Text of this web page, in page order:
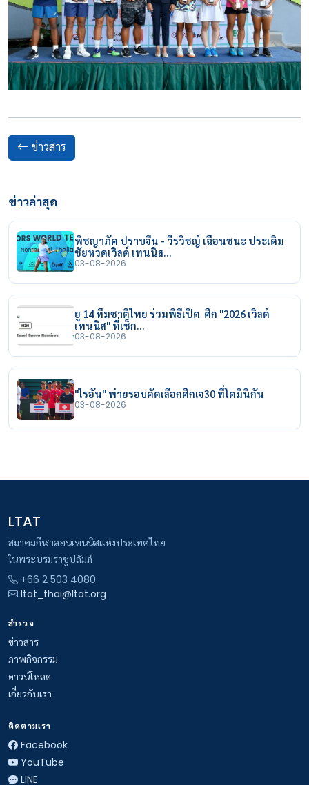
ข่าวสาร
ข่าวล่าสุด
พิชญาภัค ปราบจีน - วีรวิชญ์ เฉือนชนะ ประเดิม
ชัยหวดเวิลด์ เทนนิส…
03-08-2026
ยู 14 ทีมชาติไทย ร่วมพิธีเปิด ศึก "2026 เวิลด์
เทนนิส" ที่เช็ก…
03-08-2026
"ไรอัน" พ่ายรอบคัดเลือกศึกเจ30 ที่โดมินิกัน
03-08-2026
LTAT
สมาคมกีฬาลอนเทนนิสแห่งประเทศไทย
ในพระบรมราชูปถัมภ์
+66 2 503 4080
ltat_thai@ltat.org
สำรวจ
ข่าวสาร
ภาพกิจกรรม
ดาวน์โหลด
เกี่ยวกับเรา
ติดตามเรา
Facebook
YouTube
LINE